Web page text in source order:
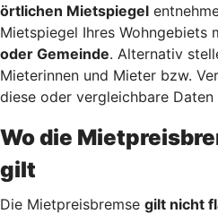
örtlichen Mietspiegel
Mietspiegel Ihres Wohngebiets
oder Gemeinde. Alternativ
Mieterinnen und Mieter bzw.
diese oder vergleichbare
Wo die
gilt
Die Mietpreisbremse gilt nicht